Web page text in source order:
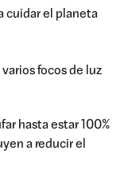
cuidar el planeta
focos de luz
hasta estar 100%
a reducir el